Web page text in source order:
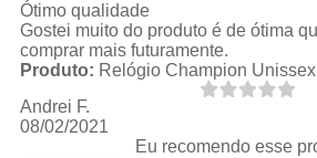
Ótimo qualidade
Gostei muito do produto é de ótima
comprar mais futuramente.
Produto: Relógio Champion
Andrei F.
08/02/2021
Eu recomendo esse